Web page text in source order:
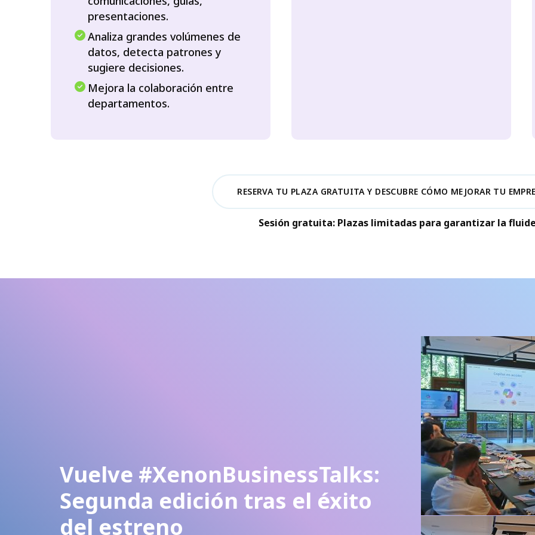
presentaciones.
Analiza grandes volúmenes de
datos, detecta patrones y
sugiere decisiones.
Mejora la colaboración entre
departamentos.
RESERVA TU PLAZA GRATUITA Y DESCUBRE CÓMO MEJORAR TU
Sesión gratuita: Plazas limitadas para garantizar la
Vuelve #XenonBusinessTalks:
Segunda edición tras el éxito
del estreno